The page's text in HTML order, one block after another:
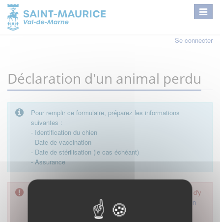
Se connecter
Déclaration d'un animal perdu
Pour remplir ce formulaire, préparez les informations
suivantes :
- Identification du chien
- Date de vaccination
- Date de stérilisation (le cas échéant)
- Assurance
L'accès à cette démarche ne vous est pas autorisé. Afin d'y
avoir accès, vous devezvous connecter
vous créer un